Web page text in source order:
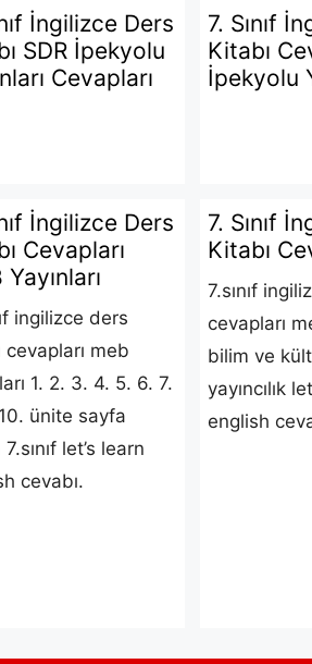
İngilizce Ders
SDR İpekyolu
Cevapları
7. Sınıf
Kitabı
İpekyolu
İngilizce Ders
Cevapları
ingilizce ders
cevapları meb
1. 2. 3. 4. 5. 6. 7.
ünite sayfa
let’s learn
cevabı.
7. Sınıf
Kitabı
7.sınıf
cevapları
bilim ve
yayıncılık
english